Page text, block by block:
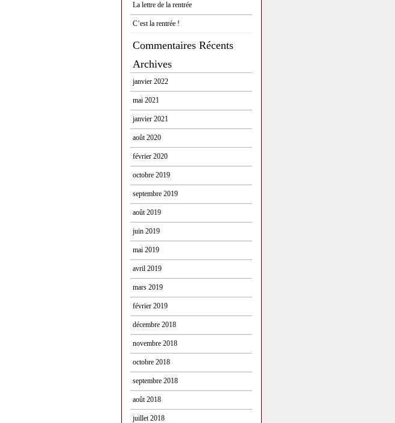
La lettre de la rentrée
C’est la rentrée !
Commentaires Récents
Archives
janvier 2022
mai 2021
janvier 2021
août 2020
février 2020
octobre 2019
septembre 2019
août 2019
juin 2019
mai 2019
avril 2019
mars 2019
février 2019
décembre 2018
novembre 2018
octobre 2018
septembre 2018
août 2018
juillet 2018